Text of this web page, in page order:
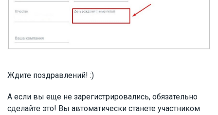
Ждите поздравлений! :)
А если вы еще не зарегистрировались, обязательно
сделайте это! Вы автоматически станете участником